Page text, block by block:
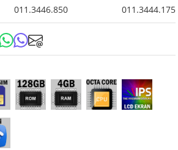
011.3446.850 011.3444.175